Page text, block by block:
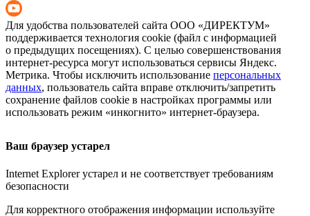
Для удобства пользователей сайта ООО «ДИРЕКТУМ»
поддерживается технология cookie (файл с информацией
о предыдущих посещениях). С целью совершенствования
интернет-ресурса могут использоваться сервисы Яндекс.
Метрика. Чтобы исключить использование персональных
данных, пользователь сайта вправе отключить/запретить
сохранение файлов cookie в настройках программы или
использовать режим «инкогнито» интернет-браузера.
Ваш браузер устарел
Internet Explorer устарел и не соответствует требованиям
безопасности
Для корректного отображения информации используйте